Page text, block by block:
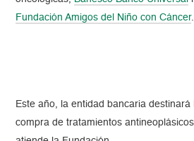
Fundación Amigos del Niño con Cáncer.
Este año, la entidad bancaria
compra de tratamientos